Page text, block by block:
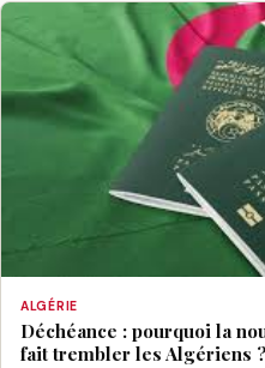
ALGÉRIE
Déchéance : pourquoi la
fait trembler les Algériens ?